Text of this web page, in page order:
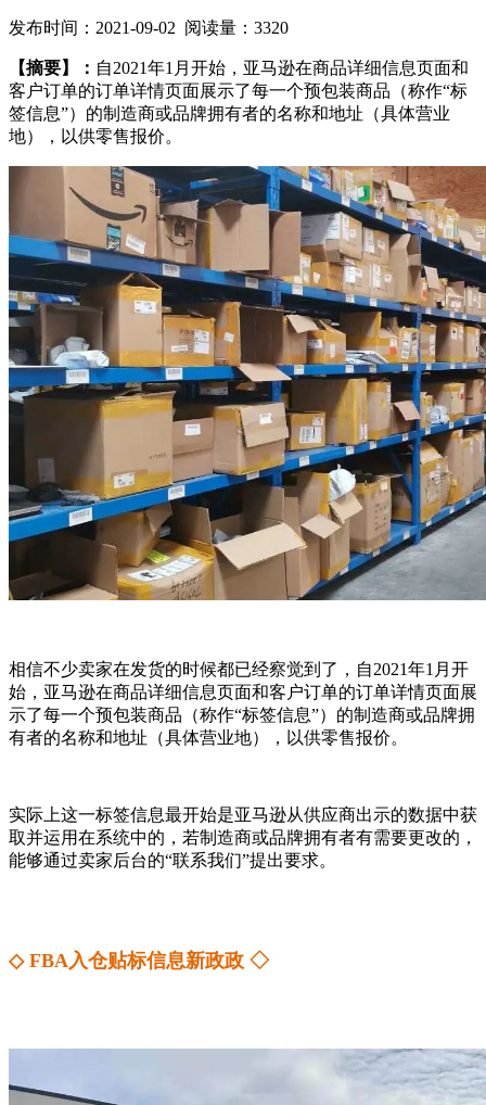
发布时间：2021-09-02 阅读量：3320
【摘要】： 自2021年1月开始，亚马逊在商品详细信息页面和
客户订单的订单详情页面展示了每一个预包装商品（称作“标
签信息”）的制造商或品牌拥有者的名称和地址（具体营业
地），以供零售报价。
相信不少卖家在发货的时候都已经察觉到了，自2021年1月开
始，亚马逊在商品详细信息页面和客户订单的订单详情页面展
示了每一个预包装商品（称作“标签信息”）的制造商或品牌拥
有者的名称和地址（具体营业地），以供零售报价。
实际上这一标签信息最开始是亚马逊从供应商出示的数据中获
取并运用在系统中的，若制造商或品牌拥有者有需要更改的，
能够通过卖家后台的“联系我们”提出要求。
◇ FBA入仓贴标信息新政政 ◇